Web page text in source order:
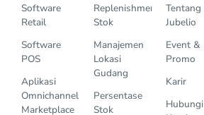
Software
Retail
Software
POS
Aplikasi
Omnichannel
Marketplace
Replenishment
Stok
Manajemen
Lokasi
Gudang
Persentase
Stok
Tentang
Jubelio
Event &
Promo
Karir
Hubungi